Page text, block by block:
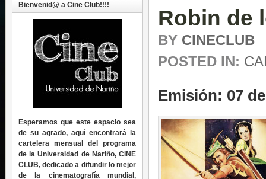
Robin de
BY CINECLUB
POSTED IN:
Emisión: 07
Bienvenid@ a Cine Club!!!!
Esperamos que este espacio sea
de su agrado, aquí encontrará la
cartelera mensual del programa
de la Universidad de Nariño, CINE
CLUB, dedicado a difundir lo mejor
de la cinematografía mundial,